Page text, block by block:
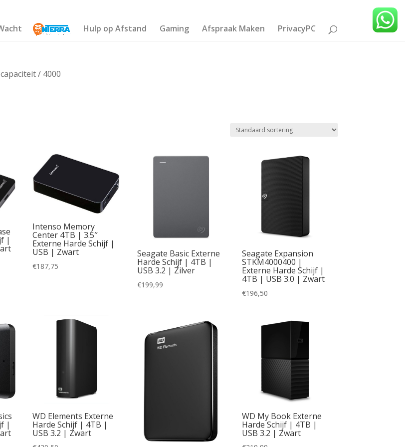
Hulp op Afstand Gaming Afspraak Maken PrivacyPC
/ 4000
|
Intenso Memory
Center 4TB | 3.5″
Externe Harde Schijf |
USB | Zwart
€187,75
Seagate Basic Externe
Harde Schijf | 4TB |
USB 3.2 | Zilver
€199,99
Seagate Expansion
STKM4000400 |
Externe Harde Schijf |
4TB | USB 3.0 | Zwart
€196,50
|
WD Elements Externe
Harde Schijf | 4TB |
USB 3.2 | Zwart
WD My Book Externe
Harde Schijf | 4TB |
USB 3.2 | Zwart